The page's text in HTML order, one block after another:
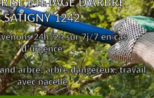
ÉTÊTAGE D'ARBRE
SATIGNY 1242
24h/24 sur 7j/7 en cas
d'urgence
arbre, arbre dangereux, travail
avec nacelle